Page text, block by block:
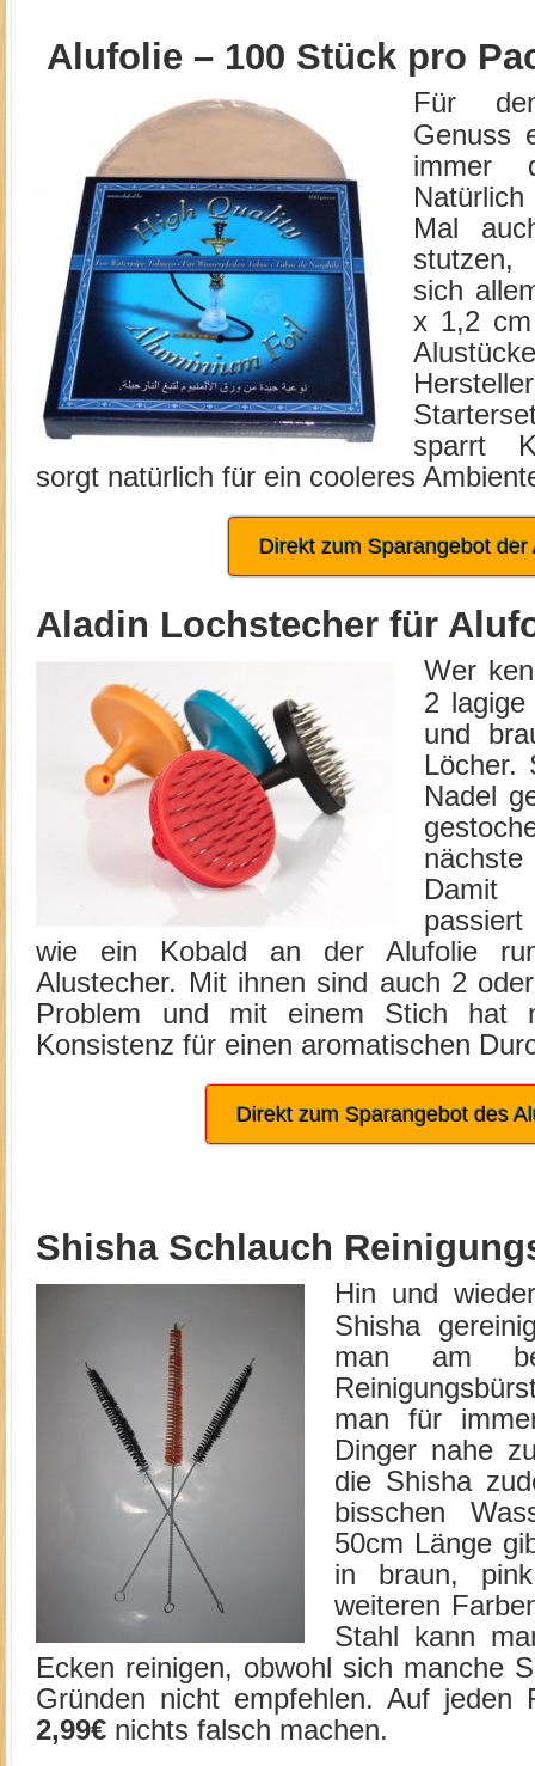
Alufolie – 100 Stück pro
Für
Genuss
immer
Mal
sich
x 1,2 cm
sparrt
sorgt natürlich für ein cooleres
Direkt zum Sparangebot der
Aladin Lochstecher für
Wer
2 lagige
und
Löcher.
Nadel
Damit
wie ein Kobald an der Alufolie
Alustecher. Mit ihnen sind auch 2
Problem und mit einem Stich hat
Konsistenz für einen aromatischen
Direkt zum Sparangebot des
Shisha Schlauch
Hin und
Shisha
man am
man für
Dinger nahe
die Shisha
bisschen
50cm Länge
in braun,
weiteren
Stahl kann
Ecken reinigen, obwohl sich manche
Gründen nicht empfehlen. Auf
2,99€ nichts falsch machen.